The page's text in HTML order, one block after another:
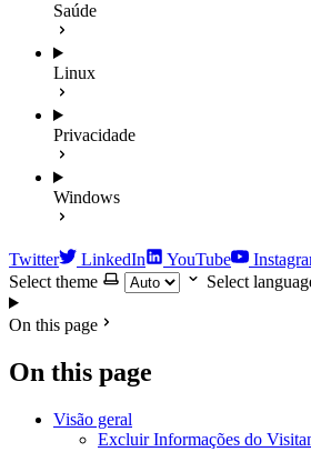
Saúde
Linux
Privacidade
Windows
Twitter LinkedIn YouTube
Select theme
Select
On this page
On this page
Visão geral
Excluir Informações do